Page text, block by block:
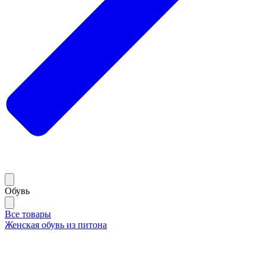
Обувь
Все товары
Женская обувь из питона